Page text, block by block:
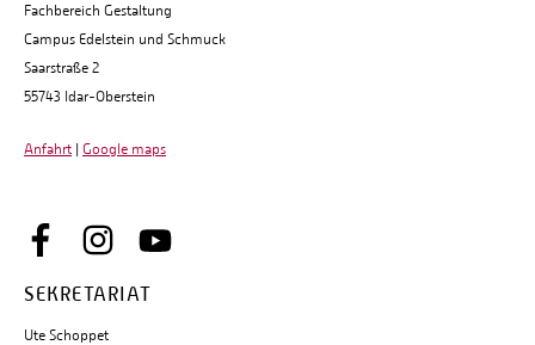
Fachbereich Gestaltung
Campus Edelstein und Schmuck
Saarstraße 2
55743 Idar-Oberstein
Anfahrt Google maps
SEKRETARIAT
Ute Schoppet